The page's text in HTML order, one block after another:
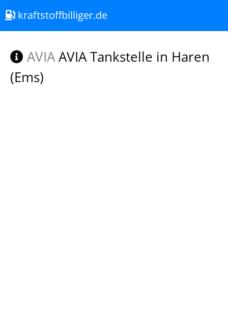
kraftstoffbilliger.de
AVIAAVIA Tankstelle in Haren
(Ems)